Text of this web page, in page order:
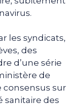
les syndicats,
des
d’une série
de
consensus sur
sanitaire des